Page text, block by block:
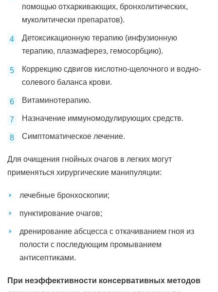
помощью отхаркивающих, бронхолитических,
муколитически препаратов).
Детоксикационную терапию (инфузионную
терапию, плазмаферез, гемосорбцию).
Коррекцию сдвигов кислотно-щелочного и водно-
солевого баланса крови.
Витаминотерапию.
Назначение иммуномодулирующих средств.
Симптоматическое лечение.
Для очищения гнойных очагов в легких могут
применяться хирургические манипуляции:
лечебные бронхоскопии;
пунктирование очагов;
дренирование абсцесса с откачиванием гноя из
полости с последующим промыванием
антисептиками.
При неэффективности консервативных методов